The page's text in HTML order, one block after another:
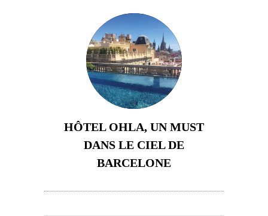
HÔTEL OHLA, UN MUST
DANS LE CIEL DE
BARCELONE